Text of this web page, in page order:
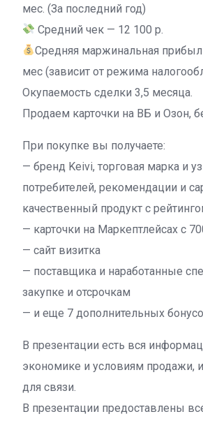
мес. (За последний год)
Средний чек — 12 100 р.
Средняя маржинальная
мес (зависит от режима
Окупаемость сделки 3,5 месяца.
Продаем карточки на ВБ и Озон,
При покупке вы получаете:
— бренд Keivi, торговая марка и
потребителей, рекомендации и
качественный продукт с
— карточки на Маркептлейсах с
— сайт визитка
— поставщика и наработанные
закупке и отсрочкам
— и еще 7 дополнительных
В презентации есть вся
экономике и условиям продажи,
для связи.
В презентации предоставлены